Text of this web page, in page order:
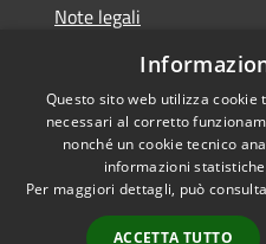
Note legali
Dichiarazione di
Accessibilità
Questo sito web utilizza
necessari al corretto
nonché un cookie tecnico
informazioni
Per maggiori dettagli, può
ACCETTA TUTTO